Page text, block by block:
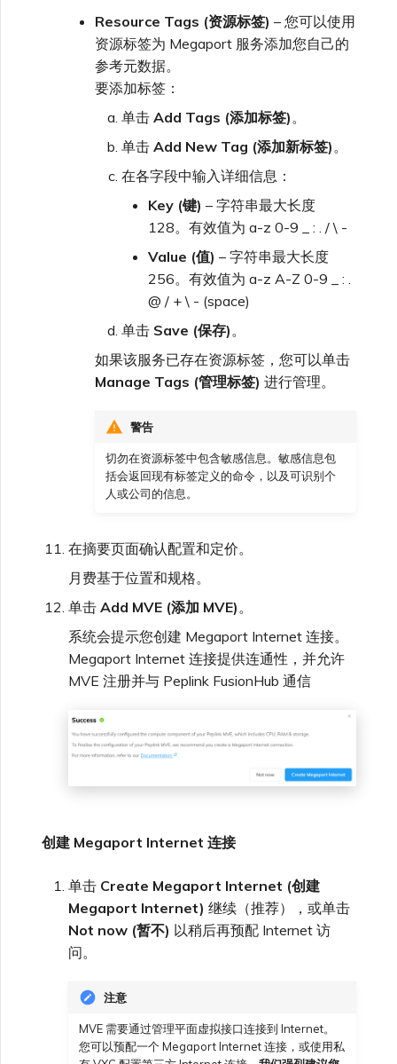
Resource Tags (资源标签) – 您可以使用
资源标签为 Megaport 服务添加您自己的
参考元数据。
要添加标签：
单击 Add Tags (添加标签)。
单击 Add New Tag (添加新标签)。
在各字段中输入详细信息：
Key (键) – 字符串最大长度
128。有效值为 a-z 0-9 _ : . / \ -
Value (值) – 字符串最大长度
256。有效值为 a-z A-Z 0-9 _ : .
@ / + \ - (space)
单击 Save (保存)。
如果该服务已存在资源标签，您可以单击
Manage Tags (管理标签) 进行管理。
警告
切勿在资源标签中包含敏感信息。敏感信息包
括会返回现有标签定义的命令，以及可识别个
人或公司的信息。
在摘要页面确认配置和定价。
月费基于位置和规格。
单击 Add MVE (添加 MVE) 。
系统会提示您创建 Megaport Internet 连接。
Megaport Internet 连接提供连通性，并允许
MVE 注册并与 Peplink FusionHub 通信
创建 Megaport Internet 连接
单击 Create Megaport Internet (创建
Megaport Internet) 继续（推荐），或单击
Not now (暂不) 以稍后再预配 Internet 访
问。
注意
MVE 需要通过管理平面虚拟接口连接到 Internet。
您可以预配一个 Megaport Internet 连接，或使用私